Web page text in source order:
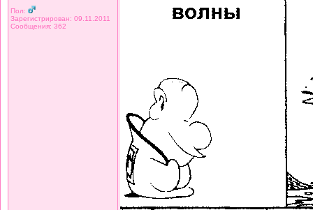
Пол:
Зарегистрирован: 09.11.2011
Сообщения: 362